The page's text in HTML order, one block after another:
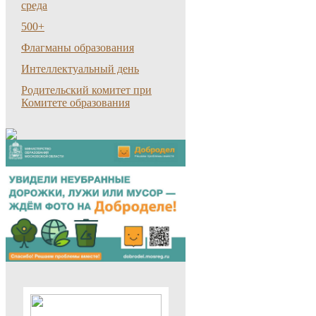
среда
500+
Флагманы образования
Интеллектуальный день
Родительский комитет при
Комитете образования